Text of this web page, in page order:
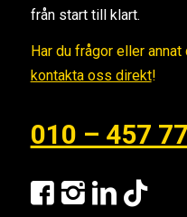
från start till klart.
Har du frågor eller
kontakta oss direkt!
010 – 457